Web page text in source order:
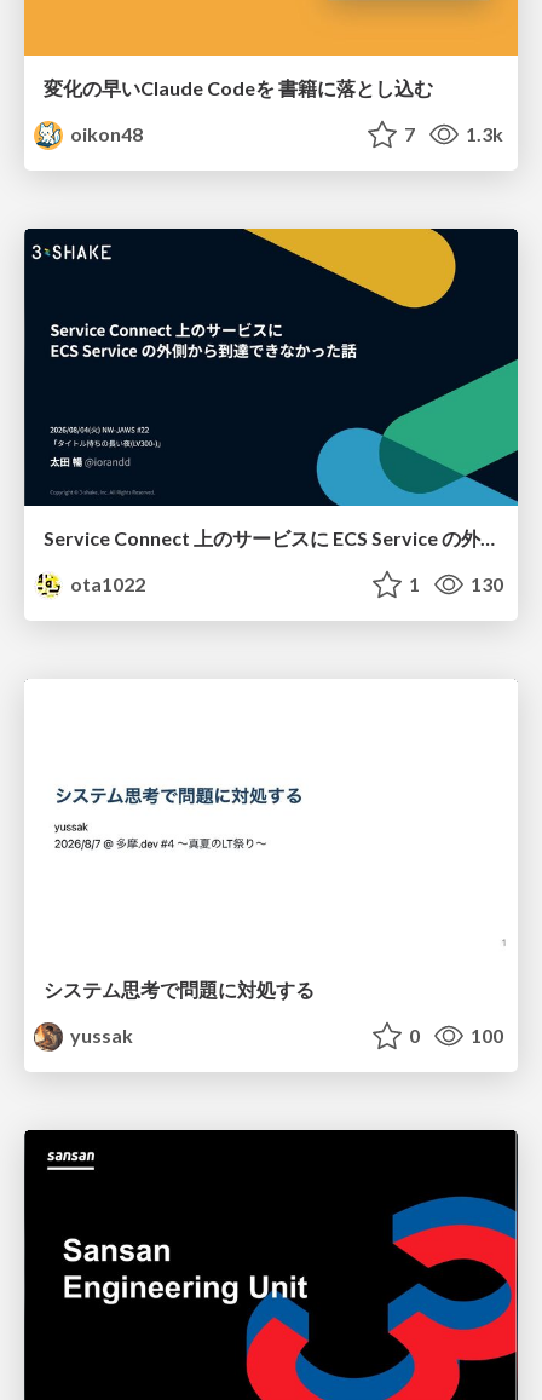
変化の早いClaude Codeを 書籍に落とし込む
oikon48
7 1.3k
Service Connect 上のサービスに ECS Service の外側から到達できなかった話
ota1022
1 130
システム思考で問題に対処する
yussak
0 100